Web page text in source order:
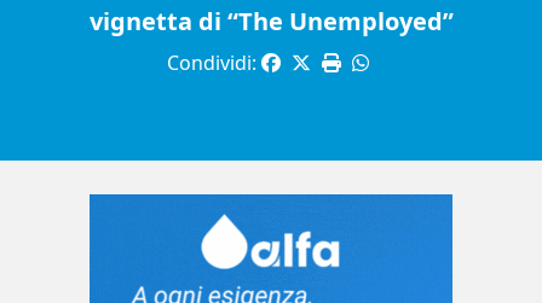
vignetta di “The Unemployed”
Condividi: